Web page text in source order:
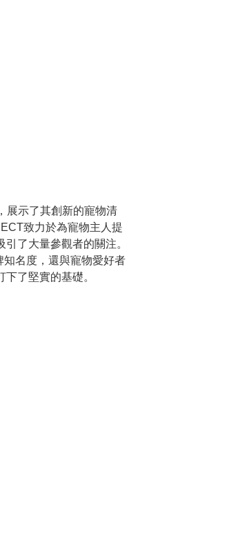
展示了其創新的寵物清
致力於為寵物主人提
了大量參觀者的關注。
名度，還與寵物愛好者
了堅實的基礎。